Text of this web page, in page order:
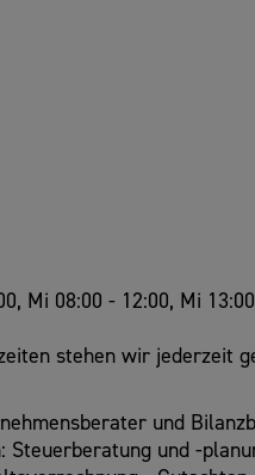
Mi 08:00 - 12:00, Mi
stehen wir jederzeit
und
Steuerberatung und -